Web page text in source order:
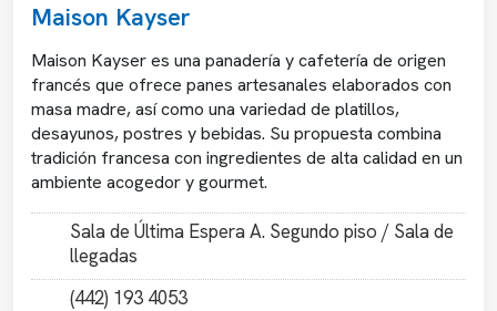
Maison Kayser
Maison Kayser es una panadería y cafetería de origen
francés que ofrece panes artesanales elaborados con
masa madre, así como una variedad de platillos,
desayunos, postres y bebidas. Su propuesta combina
tradición francesa con ingredientes de alta calidad en un
ambiente acogedor y gourmet.
Sala de Última Espera A. Segundo piso / Sala de
llegadas
(442) 193 4053